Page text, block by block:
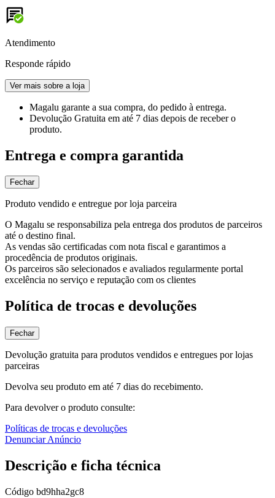
Atendimento
Responde rápido
Ver mais sobre a loja
Magalu garante a sua compra, do pedido à entrega.
Devolução Gratuita em até 7 dias depois de receber o
produto.
Entrega e compra garantida
Fechar
Produto vendido e entregue por loja parceira
O Magalu se responsabiliza pela entrega dos produtos de parceiros
até o destino final.
As vendas são certificadas com nota fiscal e garantimos a
procedência de produtos originais.
Os parceiros são selecionados e avaliados regularmente portal
excelência no serviço e reputação com os clientes
Política de trocas e devoluções
Fechar
Devolução gratuita para produtos vendidos e entregues por lojas
parceiras
Devolva seu produto em até 7 dias do recebimento.
Para devolver o produto consulte:
Políticas de trocas e devoluções
Denunciar Anúncio
Descrição e ficha técnica
Código bd9hha2gc8